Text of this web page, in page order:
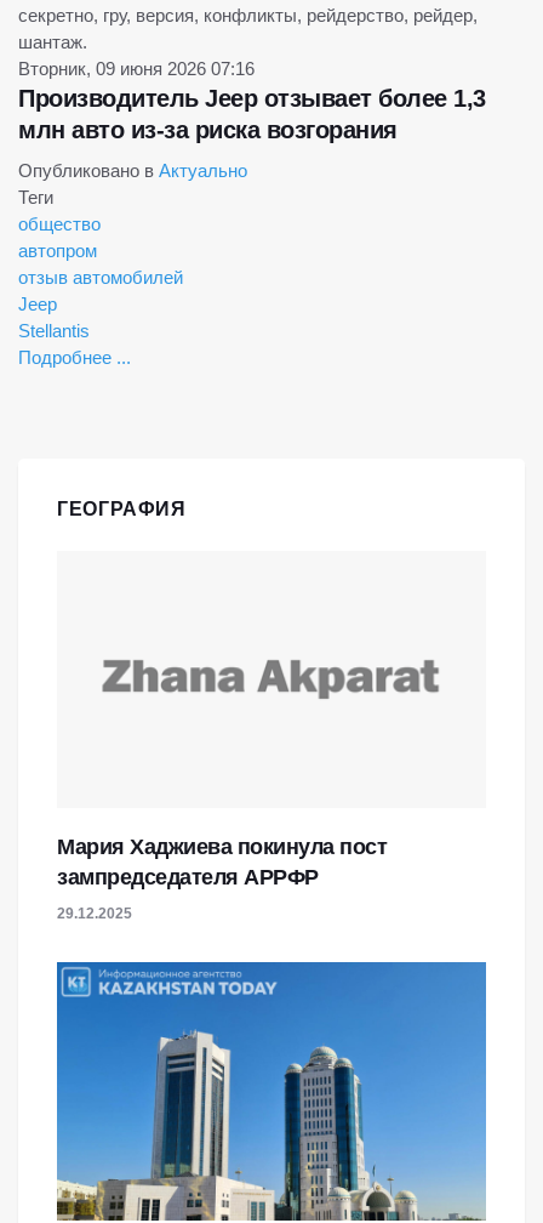
секретно, гру, версия, конфликты, рейдерство, рейдер,
шантаж.
Вторник, 09 июня 2026 07:16
Производитель Jeep отзывает более 1,3
млн авто из-за риска возгорания
Опубликовано в Актуально
Теги
общество
автопром
отзыв автомобилей
Jeep
Stellantis
Подробнее ...
ГЕОГРАФИЯ
Мария Хаджиева покинула пост
зампредседателя АРРФР
29.12.2025